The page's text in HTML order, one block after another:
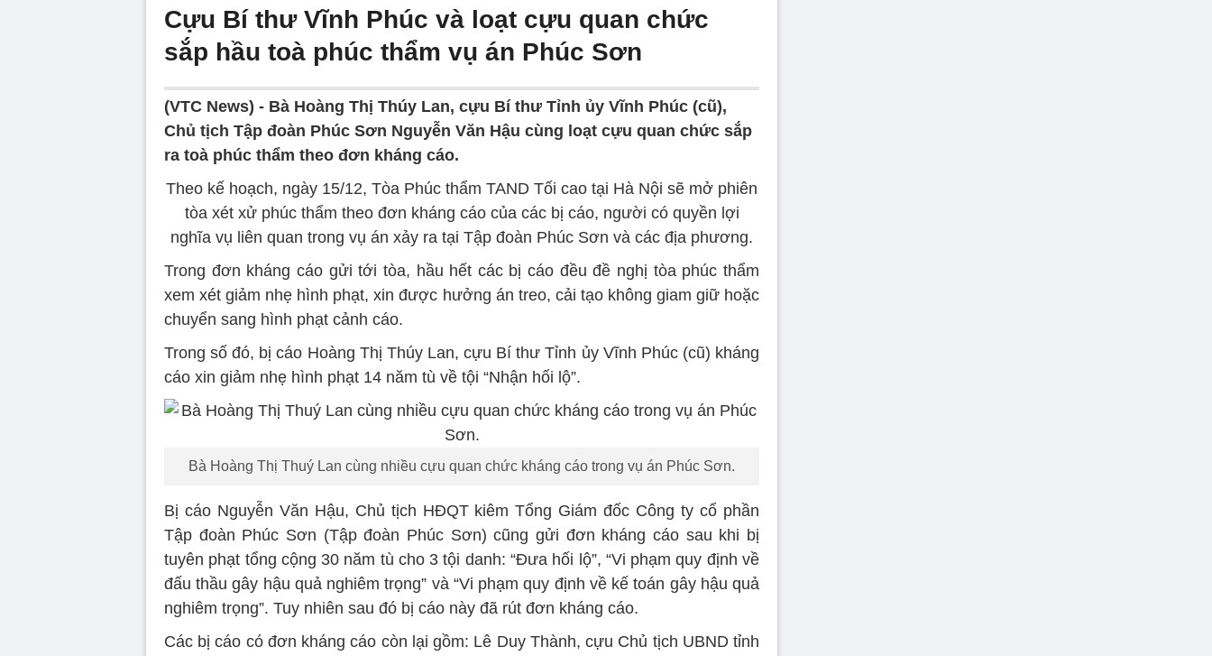
Cựu Bí thư Vĩnh Phúc và loạt cựu quan chức
sắp hầu toà phúc thẩm vụ án Phúc Sơn
(VTC News) - Bà Hoàng Thị Thúy Lan, cựu Bí thư Tỉnh ủy Vĩnh Phúc (cũ),
Chủ tịch Tập đoàn Phúc Sơn Nguyễn Văn Hậu cùng loạt cựu quan chức sắp
ra toà phúc thẩm theo đơn kháng cáo.
Theo kế hoạch, ngày 15/12, Tòa Phúc thẩm TAND Tối cao tại Hà Nội sẽ mở phiên
tòa xét xử phúc thẩm theo đơn kháng cáo của các bị cáo, người có quyền lợi
nghĩa vụ liên quan trong vụ án xảy ra tại Tập đoàn Phúc Sơn và các địa phương.
Trong đơn kháng cáo gửi tới tòa, hầu hết các bị cáo đều đề nghị tòa phúc thẩm
xem xét giảm nhẹ hình phạt, xin được hưởng án treo, cải tạo không giam giữ hoặc
chuyển sang hình phạt cảnh cáo.
Trong số đó, bị cáo Hoàng Thị Thúy Lan, cựu Bí thư Tỉnh ủy Vĩnh Phúc (cũ) kháng
cáo xin giảm nhẹ hình phạt 14 năm tù về tội “Nhận hối lộ”.
Bà Hoàng Thị Thuý Lan cùng nhiều cựu quan chức kháng cáo trong vụ án Phúc Sơn.
Bị cáo Nguyễn Văn Hậu, Chủ tịch HĐQT kiêm Tổng Giám đốc Công ty cổ phần
Tập đoàn Phúc Sơn (Tập đoàn Phúc Sơn) cũng gửi đơn kháng cáo sau khi bị
tuyên phạt tổng cộng 30 năm tù cho 3 tội danh: “Đưa hối lộ”, “Vi phạm quy định về
đấu thầu gây hậu quả nghiêm trọng” và “Vi phạm quy định về kế toán gây hậu quả
nghiêm trọng”. Tuy nhiên sau đó bị cáo này đã rút đơn kháng cáo.
Các bị cáo có đơn kháng cáo còn lại gồm: Lê Duy Thành, cựu Chủ tịch UBND tỉnh